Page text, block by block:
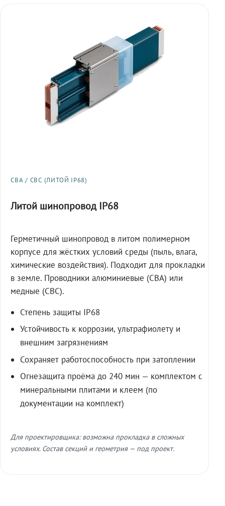
СВА / СВС (ЛИТОЙ IP68)
Литой шинопровод IP68
Герметичный шинопровод в литом полимерном
корпусе для жёстких условий среды (пыль, влага,
химические воздействия). Подходит для прокладки
в земле. Проводники алюминиевые (СВА) или
медные (СВС).
Степень защиты IP68
Устойчивость к коррозии, ультрафиолету и
внешним загрязнениям
Сохраняет работоспособность при затоплении
Огнезащита проёма до 240 мин — комплектом с
минеральными плитами и клеем (по
документации на комплект)
Для проектировщика: возможна прокладка в сложных
условиях. Состав секций и геометрия — под проект.